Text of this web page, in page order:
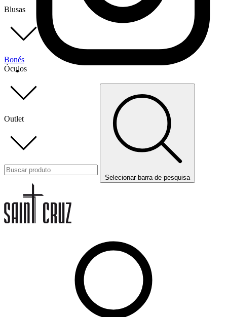
Blusas
Bonés
Óculos
Outlet
Selecionar barra de pesquisa